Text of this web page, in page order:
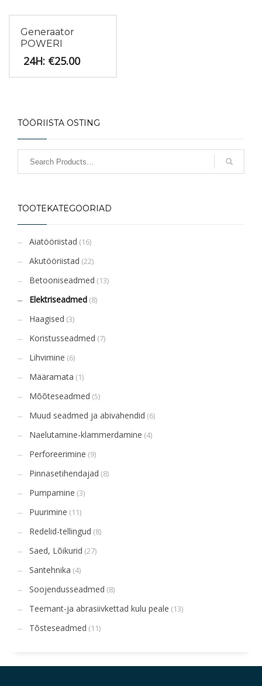
Generaator
POWERI
€25.00
TÖÖRIISTA OSTING
TOOTEKATEGOORIAD
Aiatööriistad (16)
Akutööriistad (22)
Betooniseadmed (13)
Elektriseadmed (8)
Haagised (3)
Koristusseadmed (7)
Lihvimine (6)
Määramata (1)
Mõõteseadmed (5)
Muud seadmed ja abivahendid (6)
Naelutamine-klammerdamine (4)
Perforeerimine (9)
Pinnasetihendajad (8)
Pumpamine (3)
Puurimine (11)
Redelid-tellingud (8)
Saed, Lõikurid (27)
Santehnika (4)
Soojendusseadmed (8)
Teemant-ja abrasiivkettad kulu peale (13)
Tõsteseadmed (11)